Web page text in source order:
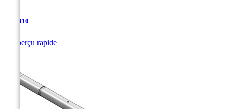
TJA-110
Aperçu rapide